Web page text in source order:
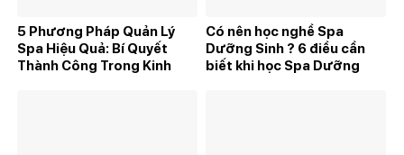
5 Phương Pháp Quản Lý
Spa Hiệu Quả: Bí Quyết
Thành Công Trong Kinh
Có nên học nghề Spa
Dưỡng Sinh ? 6 điều cần
biết khi học Spa Dưỡng